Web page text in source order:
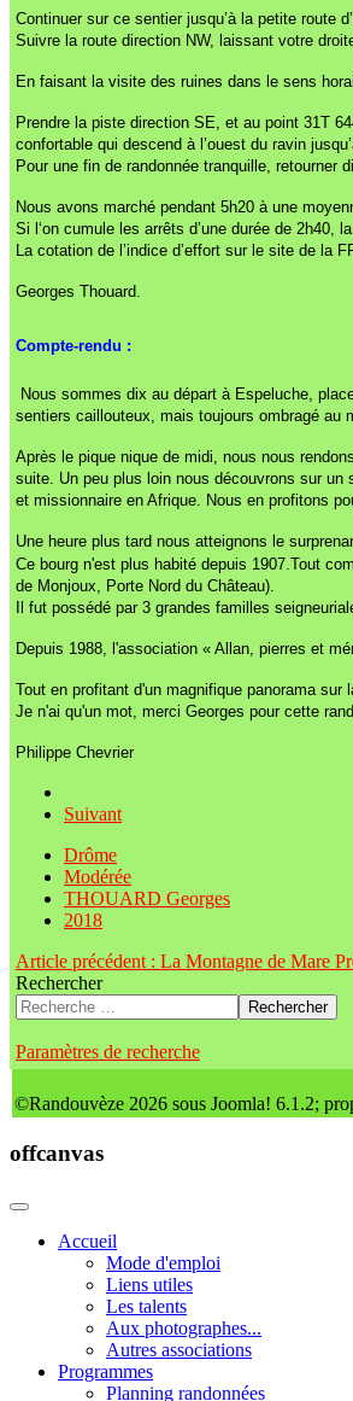
Continuer sur ce sentier jusqu’à la petite route
Suivre la route direction NW, laissant votre
En faisant la visite des ruines dans le sens
Prendre la piste direction SE, et au point 31T
confortable qui descend à l’ouest du ravin
Pour une fin de randonnée tranquille, retourner
Nous avons marché pendant 5h20 à une
Si l‘on cumule les arrêts d’une durée de 2h40,
La cotation de l’indice d’effort sur le site de la
Georges Thouard.
Compte-rendu :
Nous sommes dix au départ à Espeluche,
sentiers caillouteux, mais toujours ombragé au
Après le pique nique de midi, nous nous
suite. Un peu plus loin nous découvrons sur
et missionnaire en Afrique. Nous en profitons
Une heure plus tard nous atteignons le
Ce bourg n'est plus habité depuis 1907.Tout
de Monjoux, Porte Nord du Château).
Il fut possédé par 3 grandes familles
Depuis 1988, l'association « Allan, pierres et
Tout en profitant d'un magnifique panorama
Je n'ai qu'un mot, merci Georges pour cette
Philippe Chevrier
Suivant
Drôme
Modérée
THOUARD Georges
2018
Article précédent : La Montagne de Mare
Rechercher
Rechercher
Paramètres de recherche
©Randouvèze 2026 sous Joomla! 6.1.2;
offcanvas
Accueil
Mode d'emploi
Liens utiles
Les talents
Aux photographes...
Autres associations
Programmes
Planning randonnées